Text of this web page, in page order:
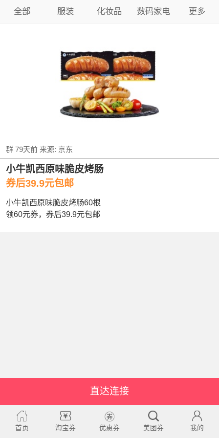
全部 服装 化妆品 数码家电 更多
群 79天前来源: 京东
小牛凯西原味脆皮烤肠
券后39.9元包邮
小牛凯西原味脆皮烤肠60根
领60元券，券后39.9元包邮
直达连接
首页 淘宝券 优惠券 美团券 我的